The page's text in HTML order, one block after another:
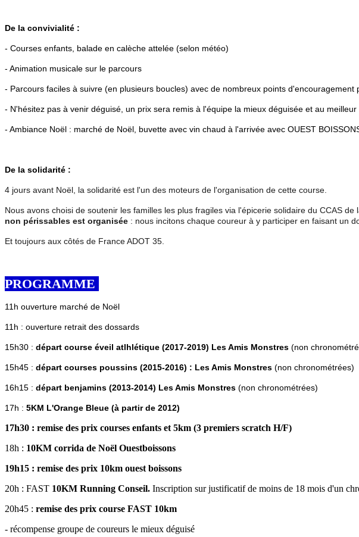
De la convivialité :
- Courses enfants, balade en calèche attelée (selon météo)
- Animation musicale sur le parcours
- Parcours faciles à suivre (en plusieurs boucles) avec de nombreux points d'encouragement
- N'hésitez pas à venir déguisé, un prix sera remis à l'équipe la mieux déguisée et au meilleur
- Ambiance Noël : marché de Noël, buvette avec vin chaud à l'arrivée avec OUEST
De la solidarité :
4 jours avant Noël, la solidarité est l'un des moteurs de l'organisation de cette course.
Nous avons choisi de soutenir les familles les plus fragiles via l'épicerie solidaire du CCAS de
non périssables est organisée : nous incitons chaque coureur à y participer en faisant un
Et toujours aux côtés de France ADOT 35.
PROGRAMME
11h ouverture marché de Noël
11h : ouverture retrait des dossards
15h30 : départ course éveil atlhlétique (2017-2019) Les Amis Monstres (non
15h45 : départ courses poussins (2015-2016) : Les Amis Monstres (non chronométrées)
16h15 : départ benjamins (2013-2014) Les Amis Monstres (non chronométrées)
17h : 5KM L'Orange Bleue (à partir de 2012)
17h30 : remise des prix courses enfants et 5km (3 premiers scratch H/F)
18h : 10KM corrida de Noël Ouestboissons
19h15 : remise des prix 10km ouest boissons
20h : FAST 10KM Running Conseil. Inscription sur justificatif de moins de 18 mois d'un
20h45 : remise des prix course FAST 10km
- récompense groupe de coureurs le mieux déguisé